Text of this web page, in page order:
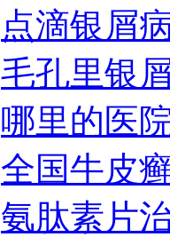
点滴银屑
毛孔里银
哪里的医
全国牛皮
氨肽素片